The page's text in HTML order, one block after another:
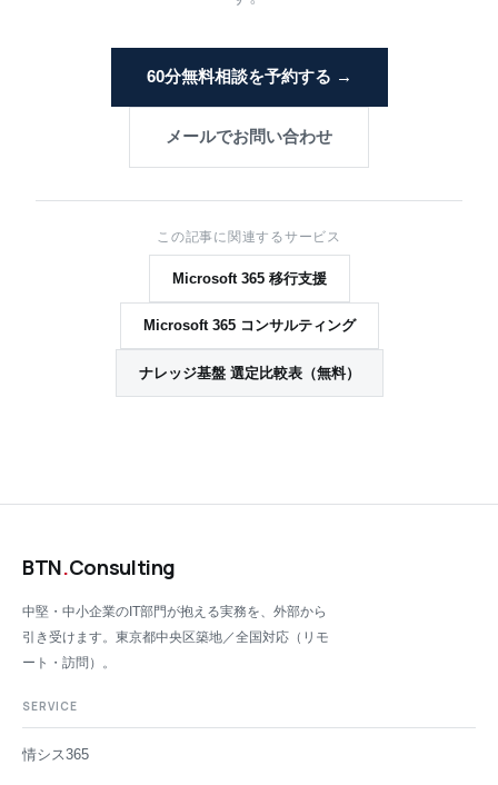
60分無料相談を予約する →
メールでお問い合わせ
この記事に関連するサービス
Microsoft 365 移行支援
Microsoft 365 コンサルティング
ナレッジ基盤 選定比較表（無料）
BTN.Consulting
中堅・中小企業のIT部門が抱える実務を、外部から
引き受けます。東京都中央区築地／全国対応（リモ
ート・訪問）。
SERVICE
情シス365